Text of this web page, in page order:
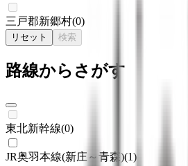
三戸郡新郷村(0)
リセット 検索
路線からさがす
東北新幹線(0)
JR奥羽本線(新庄～青森)(1)